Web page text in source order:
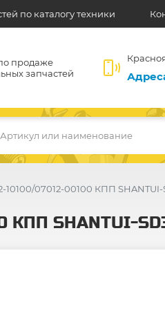
по каталогу техники
продаже
запчастей
Артикул или наименование
10100/07012-00100 КПП SHANTUI-
КПП SHANTUI-